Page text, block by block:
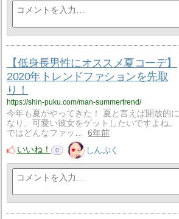
【低身長男性にオススメ夏コーデ】
2020年トレンドファションを先取
り！
https://shin-puku.com/man-summertrend/
今年も夏がやってきた！ 夏と言えば開放的に
なり、可愛い彼女をゲットしたいですよね。
ではどんなファッ…
6年前
いいね！
0 しんぷく